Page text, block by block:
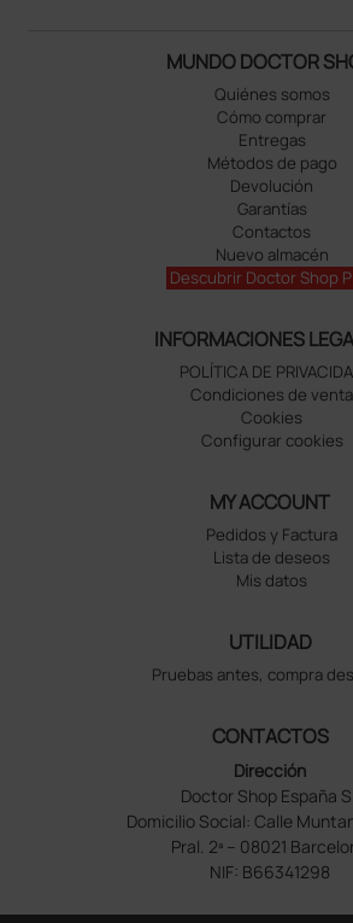
MUNDO DOCTOR
Quiénes somos
Cómo comprar
Entregas
Métodos de pago
Devolución
Garantías
Contactos
Nuevo almacén
Descubrir Doctor Shop
INFORMACIONES
POLÍTICA DE
Condiciones de venta
Cookies
Configurar cookies
MY ACCOUNT
Pedidos y Factura
Lista de deseos
Mis datos
UTILIDAD
Pruebas antes, compra
CONTACTOS
Dirección
Doctor Shop España SL
Domicilio Social: Calle
Pral. 2ª – 08021
NIF: B66341298